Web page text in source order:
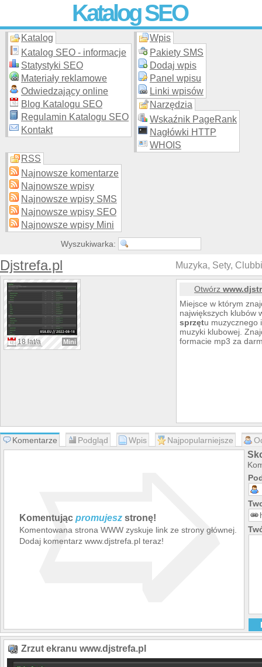
Katalog SEO
Skuteczna i promocja stron WWW –
moderowanego katalogu za darmo!
Katalog
Katalog SEO - informacje
Statystyki SEO
Materiały reklamowe
Odwiedzający online
Blog Katalogu SEO
Regulamin Katalogu SEO
Kontakt
Wpis
Pakiety SMS
Dodaj wpis
Panel wpisu
Linki wpisów
Narzędzia
Wskaźnik PageRank
Nagłówki HTTP
WHOIS
RSS
Najnowsze komentarze
Najnowsze wpisy
Najnowsze wpisy SMS
Najnowsze wpisy SEO
Najnowsze wpisy Mini
Wyszukiwarka:
Djstrefa.pl Muzyka, Sety,
18 lat/a Mini
Otwórz
Miejsce w którym
największych klubów
sprzętu muzycznego
muzyki klubowej.
formacie mp3 za
Komentarze Podgląd Wpis Najpopularniejsze
Komentując promujesz stronę!
Komentowana strona WWW zyskuje link ze strony głównej.
Dodaj komentarz www.djstrefa.pl teraz!
➯
Zrzut ekranu www.djstrefa.pl